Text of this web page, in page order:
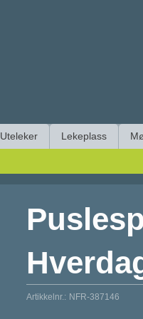
Uteleker Lekeplass
Artikkelnr.: NFR-387146